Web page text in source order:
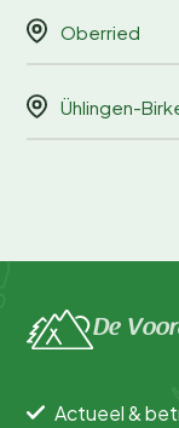
Oberried
Ühlingen-
De
Actueel &